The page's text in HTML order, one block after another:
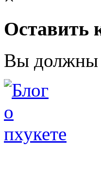
Оставить
Вы должны